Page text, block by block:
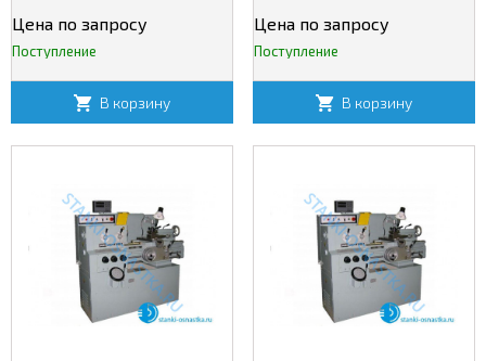
Цена по запросу
Поступление
В корзину
Цена по запросу
Поступление
В корзину